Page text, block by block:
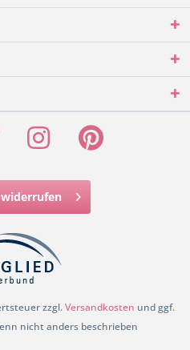
zzgl.Versandkosten und ggf.
nicht anders beschrieben